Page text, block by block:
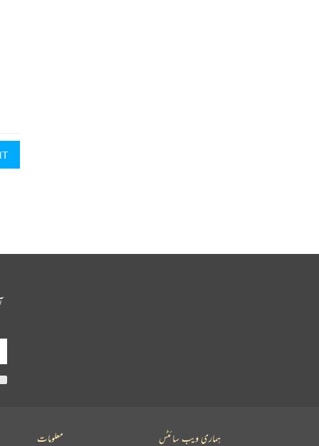
معلومات ہماری ویب سائٹس